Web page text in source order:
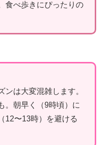
食べ歩きにぴったりの
ンは大変混雑します。
。朝早く（9時頃）に
12〜13時）を避ける